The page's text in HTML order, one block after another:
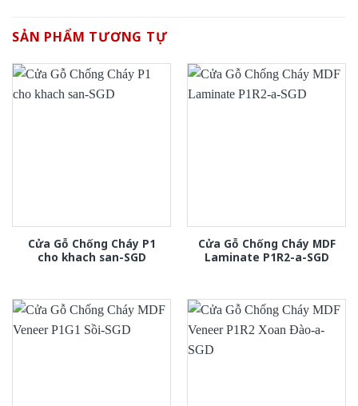
SẢN PHẨM TƯƠNG TỰ
Cửa Gỗ Chống Cháy P1
cho khach san-SGD
Cửa Gỗ Chống Cháy MDF
Laminate P1R2-a-SGD